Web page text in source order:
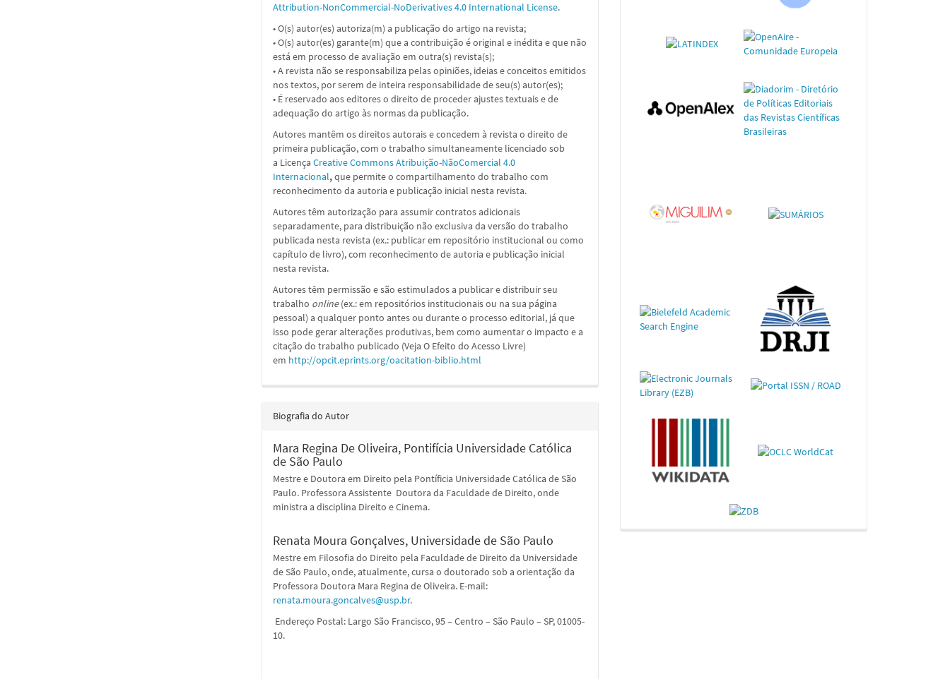
Attribution-NonCommercial-NoDerivatives 4.0 International License.
• O(s) autor(es) autoriza(m) a publicação do artigo na revista;
• O(s) autor(es) garante(m) que a contribuição é original e inédita e que não
está em processo de avaliação em outra(s) revista(s);
• A revista não se responsabiliza pelas opiniões, ideias e conceitos emitidos
nos textos, por serem de inteira responsabilidade de seu(s) autor(es);
• É reservado aos editores o direito de proceder ajustes textuais e de
adequação do artigo às normas da publicação.
Autores mantêm os direitos autorais e concedem à revista o direito de
primeira publicação, com o trabalho simultaneamente licenciado sob
a LicençaCreative Commons Atribuição-NãoComercial 4.0
Internacional,que permite o compartilhamento do trabalho com
reconhecimento da autoria e publicação inicial nesta revista.
Autores têm autorização para assumir contratos adicionais
separadamente, para distribuição não exclusiva da versão do trabalho
publicada nesta revista (ex.: publicar em repositório institucional ou como
capítulo de livro), com reconhecimento de autoria e publicação inicial
nesta revista.
Autores têm permissão e são estimulados a publicar e distribuir seu
trabalho online(ex.: em repositórios institucionais ou na sua página
pessoal) a qualquer ponto antes ou durante o processo editorial, já que
isso pode gerar alterações produtivas, bem como aumentar o impacto e a
citação do trabalho publicado (Veja O Efeito do Acesso Livre)
em http://opcit.eprints.org/oacitation-biblio.html
Biografia do Autor
Mara Regina De Oliveira, Pontifícia Universidade Católica
de São Paulo
Mestre e Doutora em Direito pela Pontíficia Universidade Católica de São
Paulo. Professora Assistente Doutora da Faculdade de Direito, onde
ministra a disciplina Direito e Cinema.
Renata Moura Gonçalves, Universidade de São Paulo
Mestre em Filosofia do Direito pela Faculdade de Direito da Universidade
de São Paulo, onde, atualmente, cursa o doutorado sob a orientação da
Professora Doutora Mara Regina de Oliveira. E-mail:
renata.moura.goncalves@usp.br.
Endereço Postal: Largo São Francisco, 95 – Centro – São Paulo – SP, 01005-
10.